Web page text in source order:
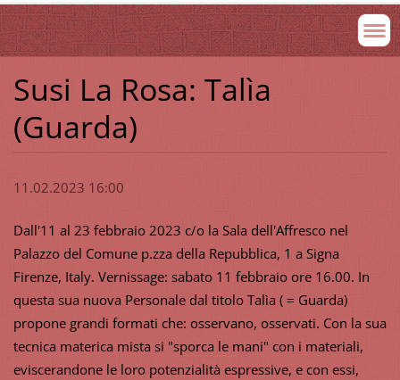
Susi La Rosa: Talìa
(Guarda)
11.02.2023 16:00
Dall'11 al 23 febbraio 2023 c/o la Sala dell'Affresco nel
Palazzo del Comune p.zza della Repubblica, 1 a Signa
Firenze, Italy. Vernissage: sabato 11 febbraio ore 16.00. In
questa sua nuova Personale dal titolo Talìa ( = Guarda)
propone grandi formati che: osservano, osservati. Con la sua
tecnica materica mista si "sporca le mani" con i materiali,
eviscerandone le loro potenzialità espressive, e con essi,